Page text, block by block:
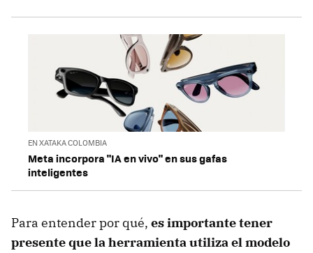
EN XATAKA COLOMBIA
Meta incorpora "IA en vivo" en sus gafas
inteligentes
Para entender por qué, es importante tener
presente que la herramienta utiliza el modelo